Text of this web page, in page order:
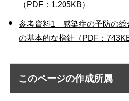
（PDF：1,205KB）
参考資料1 感染症の予防の総
の基本的な指針（PDF：743KB
このページの作成所属